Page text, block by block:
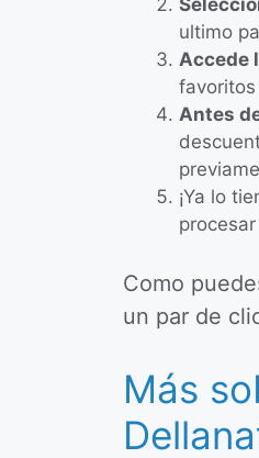
ultimo
Accede
Antes
¡Ya lo
Como
un par de
Más